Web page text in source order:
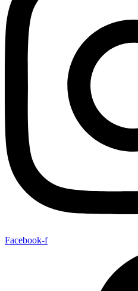
Facebook-f